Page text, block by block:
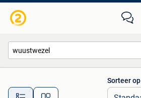
Alle afstanden…
Sorteer op